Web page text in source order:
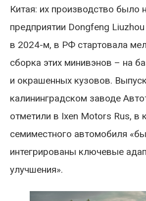
Китая: их производство было
предприятии Dongfeng
в 2024-м, в РФ стартовала
сборка этих минивэнов – на
и окрашенных кузовов.
калининградском заводе
отметили в Ixen Motors Rus, в
семиместного автомобиля
интегрированы ключевые
улучшения».